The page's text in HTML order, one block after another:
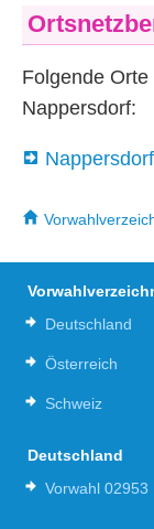
Folgende
Nappersdorf:
Deutschland
Österreich
Schweiz
Deutschland
Vorwahl 02953